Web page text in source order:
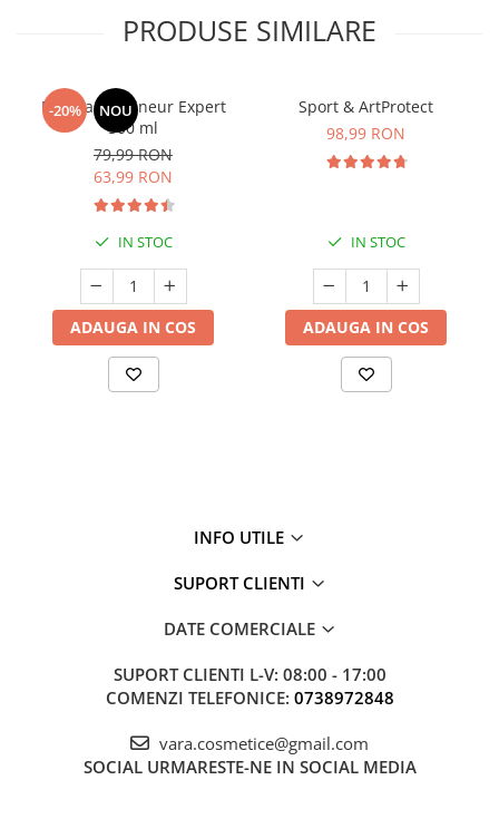
PRODUSE SIMILARE
-20% NOU
Manhaē Draineur Expert
500 ml
79,99 RON
63,99 RON
IN STOC
ADAUGA IN COS
Sport & ArtProtect
98,99 RON
IN STOC
ADAUGA IN COS
INFO UTILE
SUPORT CLIENTI
DATE COMERCIALE
SUPORT CLIENTI L-V: 08:00 - 17:00
COMENZI TELEFONICE: 0738972848
vara.cosmetice@gmail.com
SOCIAL URMARESTE-NE IN SOCIAL MEDIA